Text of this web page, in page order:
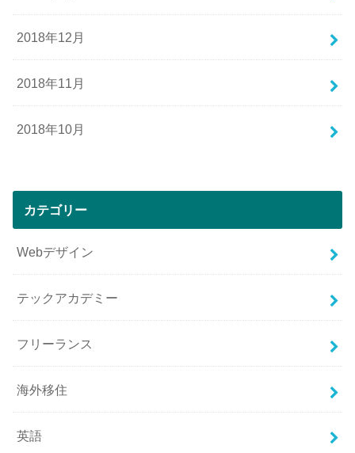
2018年12月
2018年11月
2018年10月
カテゴリー
Webデザイン
テックアカデミー
フリーランス
海外移住
英語